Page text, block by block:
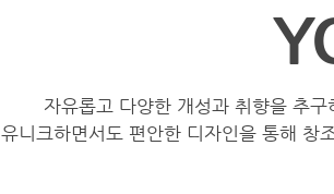
자유롭고 다양한 개성과 취향을 추
유니크하면서도 편안한 디자인을 통해 창